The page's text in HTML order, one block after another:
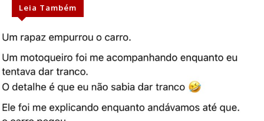
Leia Também